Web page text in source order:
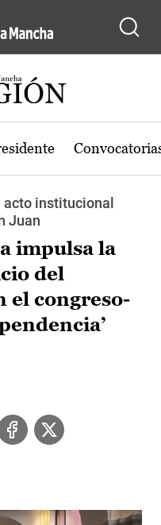
institucional
Juan
impulsa la
del
el congreso-